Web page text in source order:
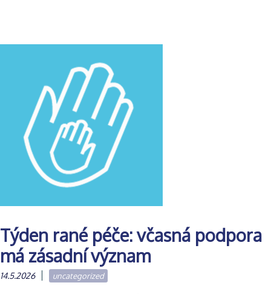
Týden rané péče: včasná podpora
má zásadní význam
14.5.2026 uncategorized